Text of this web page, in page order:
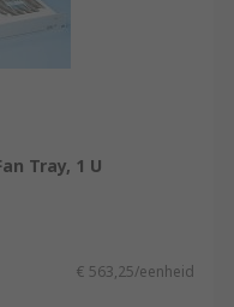
Tray, 1 U
€ 563,25/eenheid